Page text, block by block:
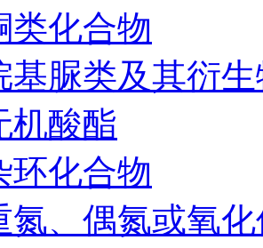
类化合物
基脲类及其衍
机酸酯
环化合物
氮、偶氮或氧